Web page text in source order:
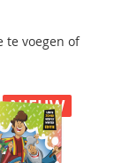
te voegen of
NIEUW